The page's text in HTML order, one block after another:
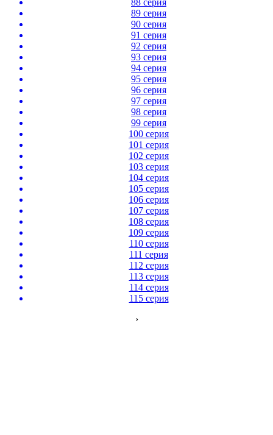
88 серия
89 серия
90 серия
91 серия
92 серия
93 серия
94 серия
95 серия
96 серия
97 серия
98 серия
99 серия
100 серия
101 серия
102 серия
103 серия
104 серия
105 серия
106 серия
107 серия
108 серия
109 серия
110 серия
111 серия
112 серия
113 серия
114 серия
115 серия
›